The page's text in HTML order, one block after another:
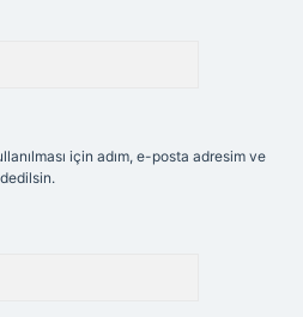
için adım, e-posta adresim ve